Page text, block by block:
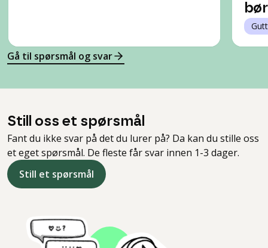
bør
Gå til spørsmål og svar
Still oss et spørsmål
Fant du ikke svar på det du lurer på? Da kan du stille oss
et eget spørsmål. De fleste får svar innen 1-3 dager.
Still et spørsmål